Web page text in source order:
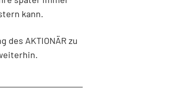
kann.
des AKTIONÄR zu